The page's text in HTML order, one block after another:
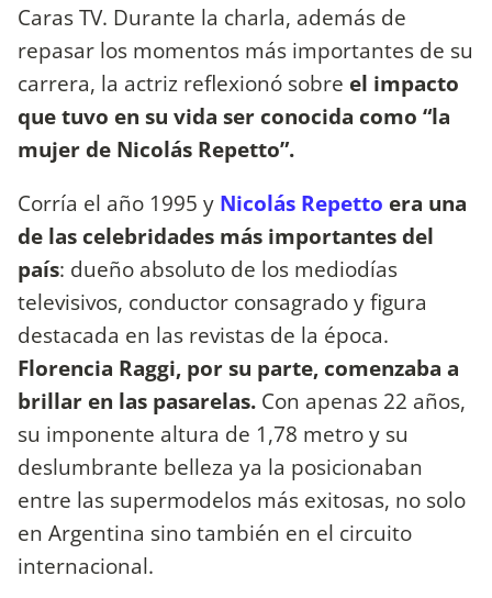
Caras TV. Durante la charla, además de
repasar los momentos más importantes de su
carrera, la actriz reflexionó sobre el impacto
que tuvo en su vida ser conocida como “la
mujer de Nicolás Repetto”.
Corría el año 1995 y Nicolás Repetto era una
de las celebridades más importantes del
país: dueño absoluto de los mediodías
televisivos, conductor consagrado y figura
destacada en las revistas de la época.
Florencia Raggi, por su parte, comenzaba a
brillar en las pasarelas. Con apenas 22 años,
su imponente altura de 1,78 metro y su
deslumbrante belleza ya la posicionaban
entre las supermodelos más exitosas, no solo
en Argentina sino también en el circuito
internacional.